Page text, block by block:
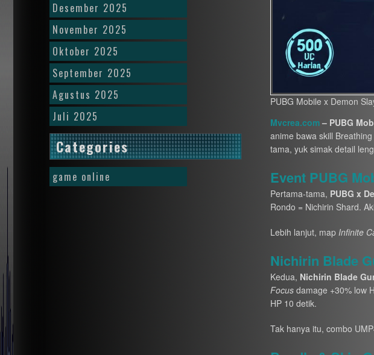
PUBG Mobile x Demon
Mvcrea.com– PUBG
anime bawa skill
tama, yuk simak detail
Event PUBG
Pertama-tama, PUBG x
Rondo = Nichirin Shard.
Lebih lanjut, map Infinite
Nichirin Blade
Kedua, Nichirin Blade
Focusdamage +30% low
HP 10 detik.
Tak hanya itu, combo
Desember 2025
November 2025
Oktober 2025
September 2025
Agustus 2025
Juli 2025
Categories
game online